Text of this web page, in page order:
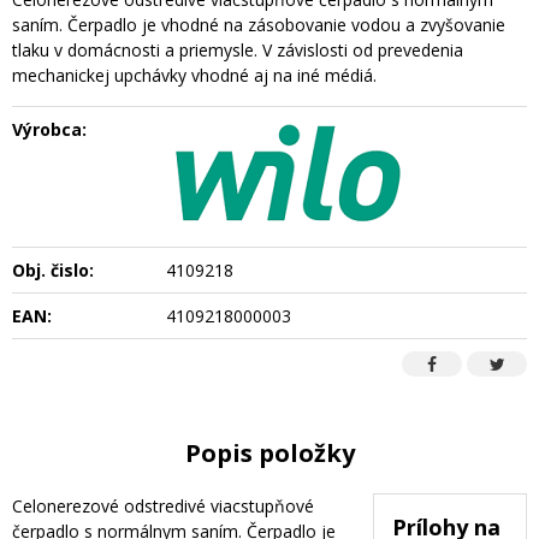
saním. Čerpadlo je vhodné na zásobovanie vodou a zvyšovanie
tlaku v domácnosti a priemysle. V závislosti od prevedenia
mechanickej upchávky vhodné aj na iné médiá.
Výrobca:
Obj. čislo:
4109218
EAN:
4109218000003
Popis položky
Prílohy na
Celonerezové odstredivé viacstupňové
čerpadlo s normálnym saním. Čerpadlo je